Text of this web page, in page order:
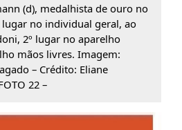
(d), medalhista de ouro no
lugar no individual geral, ao
2º lugar no aparelho
mãos livres. Imagem:
– Crédito: Eliane
22 –